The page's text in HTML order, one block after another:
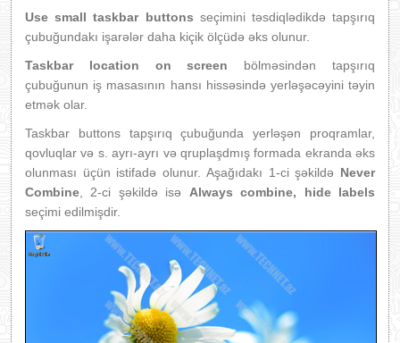
Use small taskbar buttons seçimini təsdiqlədikdə tapşırıq
çubuğundakı işarələr daha kiçik ölçüdə əks olunur.
Taskbar location on screen bölməsindən tapşırıq
çubuğunun iş masasının hansı hissəsində yerləşəcəyini təyin
etmək olar.
Taskbar buttons tapşırıq çubuğunda yerləşən proqramlar,
qovluqlar və s. ayrı-ayrı və qruplaşdmış formada ekranda əks
olunması üçün istifadə olunur. Aşağıdakı 1-ci şəkildə Never
Combine , 2-ci şəkildə isə Always combine, hide labels
seçimi edilmişdir.